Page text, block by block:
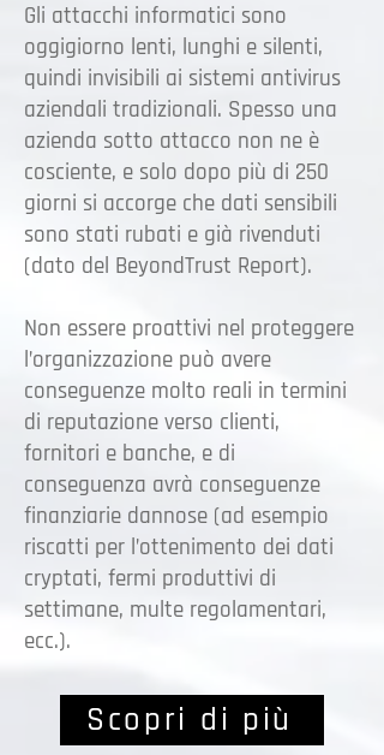
Gli attacchi informatici sono
oggigiorno lenti, lunghi e silenti,
quindi invisibili ai sistemi antivirus
aziendali tradizionali. Spesso una
azienda sotto attacco non ne è
cosciente, e solo dopo più di 250
giorni si accorge che dati sensibili
sono stati rubati e già rivenduti
(dato del BeyondTrust Report).
Non essere proattivi nel proteggere
l’organizzazione può avere
conseguenze molto reali in termini
di reputazione verso clienti,
fornitori e banche, e di
conseguenza avrà conseguenze
finanziarie dannose (ad esempio
riscatti per l’ottenimento dei dati
cryptati, fermi produttivi di
settimane, multe regolamentari,
ecc.).
Scopri di più